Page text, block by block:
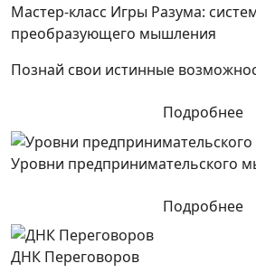
Мастер-класс Игры Разума:
преобразующего мышления
Познай свои истинные
Подробнее
Уровни предпринимательского
Подробнее
ДНК Переговоров